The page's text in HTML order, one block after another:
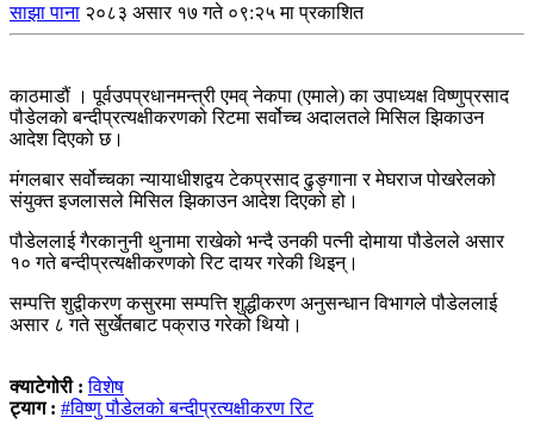
साझा पाना २०८३ असार १७ गते ०९:२५ मा प्रकाशित
काठमाडौं । पूर्वउपप्रधानमन्त्री एमव् नेकपा (एमाले) का उपाध्यक्ष विष्णुप्रसाद
पौडेलको बन्दीप्रत्यक्षीकरणको रिटमा सर्वोच्च अदालतले मिसिल झिकाउन
आदेश दिएको छ।
मंगलबार सर्वोच्चका न्यायाधीशद्वय टेकप्रसाद ढुङ्गाना र मेघराज पोखरेलको
संयुक्त इजलासले मिसिल झिकाउन आदेश दिएको हो।
पौडेललाई गैरकानुनी थुनामा राखेको भन्दै उनकी पत्नी दोमाया पौडेलले असार
१० गते बन्दीप्रत्यक्षीकरणको रिट दायर गरेकी थिइन्।
सम्पत्ति शुद्वीकरण कसुरमा सम्पत्ति शुद्धीकरण अनुसन्धान विभागले पौडेललाई
असार ८ गते सुर्खेतबाट पक्राउ गरेको थियो।
क्याटेगोरी :विशेष
ट्याग : #विष्णु पौडेलको बन्दीप्रत्यक्षीकरण रिट